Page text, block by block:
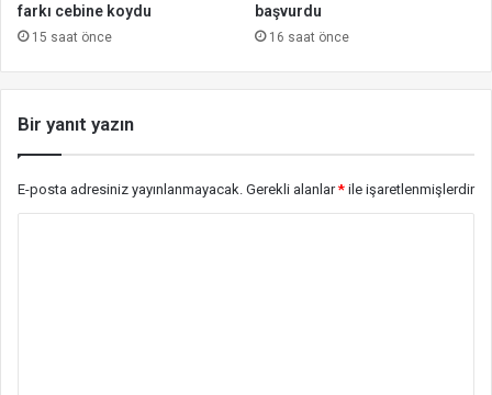
farkı cebine koydu
15 saat önce
başvurdu
16 saat önce
Bir yanıt yazın
E-posta adresiniz yayınlanmayacak. Gerekli alanlar* ile işaretlenmişlerdir